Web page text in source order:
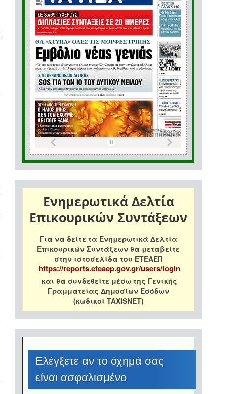
Ενημερωτικά Δελτία
Επικουρικών Συντάξεων
Για να δείτε τα Ενημερωτικά Δελτία
Επικουρικών Συντάξεων θα μεταβείτε
στην ιστοσελίδα του ΕΤΕΑΕΠ
https://reports.eteaep.gov.gr/users/login
και θα συνδεθείτε μέσω της Γενικής
Γραμματείας Δημοσίων Εσόδων
(κωδικοί TAXISNET)
Eλέγξετε αν το όχημά σας
είναι ασφαλισμένο